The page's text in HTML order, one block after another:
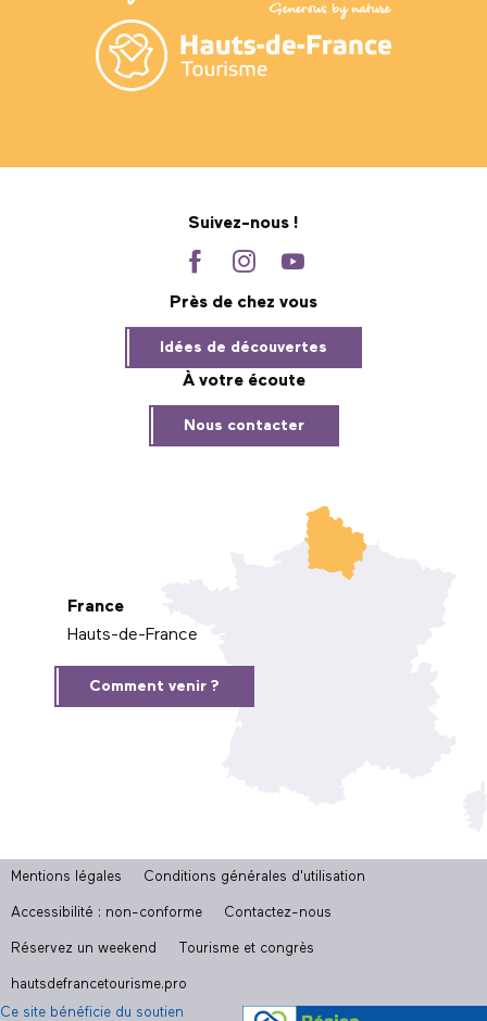
Suivez-nous !
Près de chez vous
Idées de découvertes
À votre écoute
Nous contacter
France
Hauts-de-France
Comment venir ?
Mentions légales Conditions générales d'utilisation
Accessibilité : non-conforme Contactez-nous
Réservez un weekend Tourisme et congrès
hautsdefrancetourisme.pro
Ce site bénéficie du soutien